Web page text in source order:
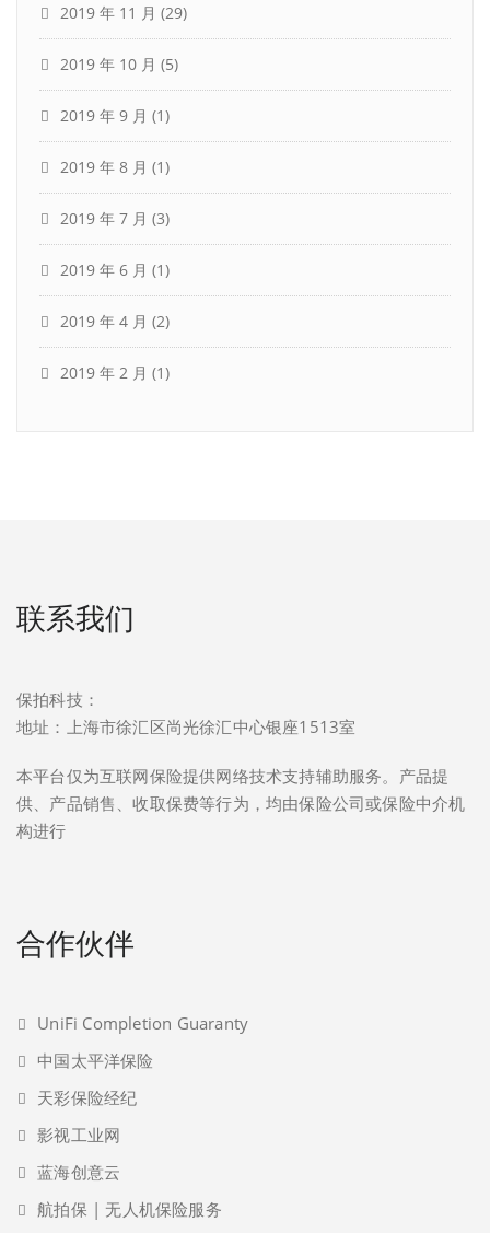
2019 年 11 月 (29)
2019 年 10 月 (5)
2019 年 9 月 (1)
2019 年 8 月 (1)
2019 年 7 月 (3)
2019 年 6 月 (1)
2019 年 4 月 (2)
2019 年 2 月 (1)
联系我们
保拍科技：
地址：上海市徐汇区尚光徐汇中心银座1513室
本平台仅为互联网保险提供网络技术支持辅助服务。产品提
供、产品销售、收取保费等行为，均由保险公司或保险中介机
构进行
合作伙伴
UniFi Completion Guaranty
中国太平洋保险
天彩保险经纪
影视工业网
蓝海创意云
航拍保 | 无人机保险服务